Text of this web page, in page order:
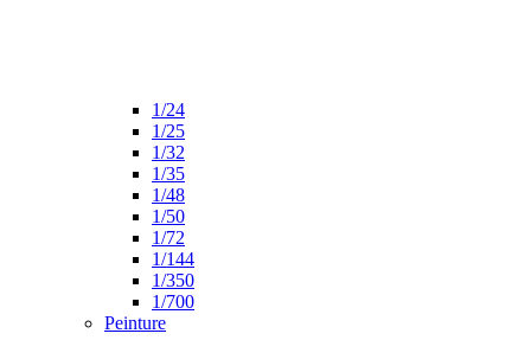
1/24
1/25
1/32
1/35
1/48
1/50
1/72
1/144
1/350
1/700
Peinture